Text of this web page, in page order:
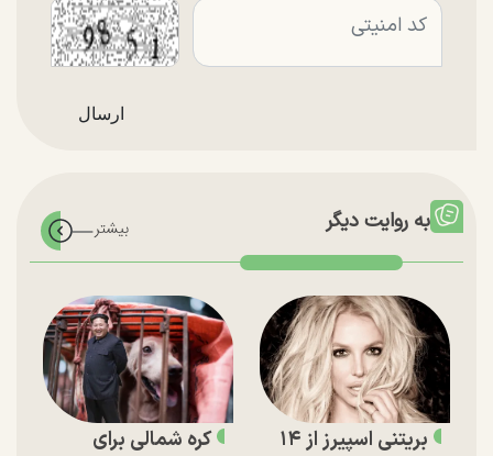
به روایت دیگر
بریتنی اسپیرز از ۱۴
کره شمالی برای